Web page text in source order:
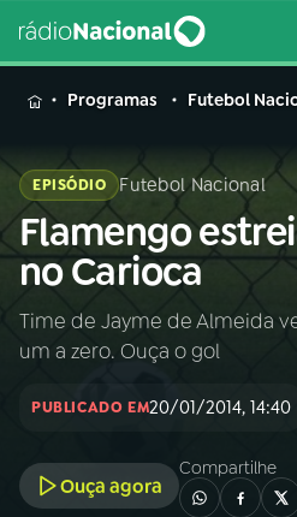
MENU
Buscar
na
Rádio
Nacional
Programas Futebol
EPISÓDIO Futebol Nacional
Flamengo
no Carioca
Time de Jayme de Almeida
um a zero. Ouça o gol
PUBLICADO EM20/01/2014, 14:40
Ouça agora
Compartilhe